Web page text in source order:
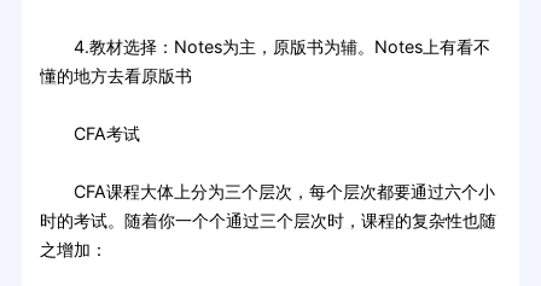
4.教材选择：Notes为主，原版书为辅。Notes上有看不
懂的地方去看原版书
CFA考试
CFA课程大体上分为三个层次，每个层次都要通过六个小
时的考试。随着你一个个通过三个层次时，课程的复杂性也随
之增加：